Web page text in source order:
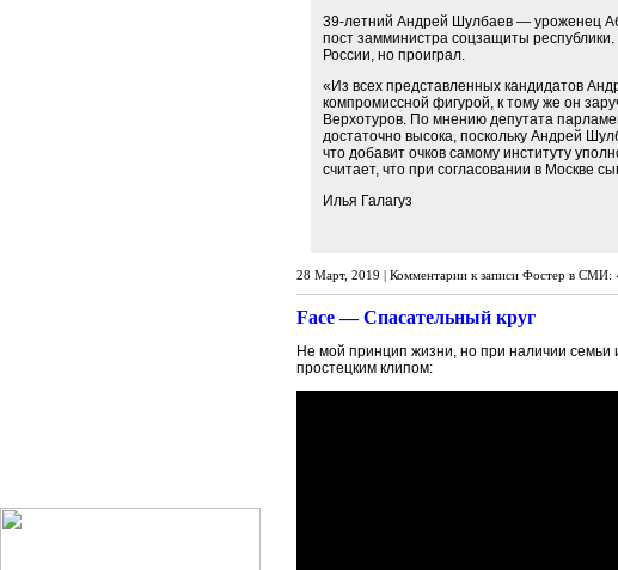
39-летний Андрей Шулбаев — уроженец
пост зам­министра соцзащиты
России, но проиграл.
«Из всех представленных кандидатов
компромиссной фигурой, к тому же он
Верхотуров. По мнению депутата
достаточно высока, поскольку Андрей
что добавит очков самому институту
считает, что при согласовании в Москве
Илья Галагуз
28 Март, 2019 | Комментарии к записи Фостер в СМИ:
Face — Спасательный круг
Не мой принцип жизни, но при наличии семьи
простецким клипом: